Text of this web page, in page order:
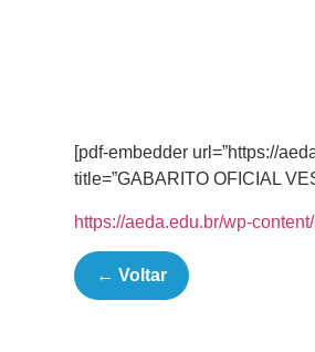
[pdf-embedder url=”https://
title=”GABARITO OFICIAL
https://aeda.edu.br/wp-
← Voltar